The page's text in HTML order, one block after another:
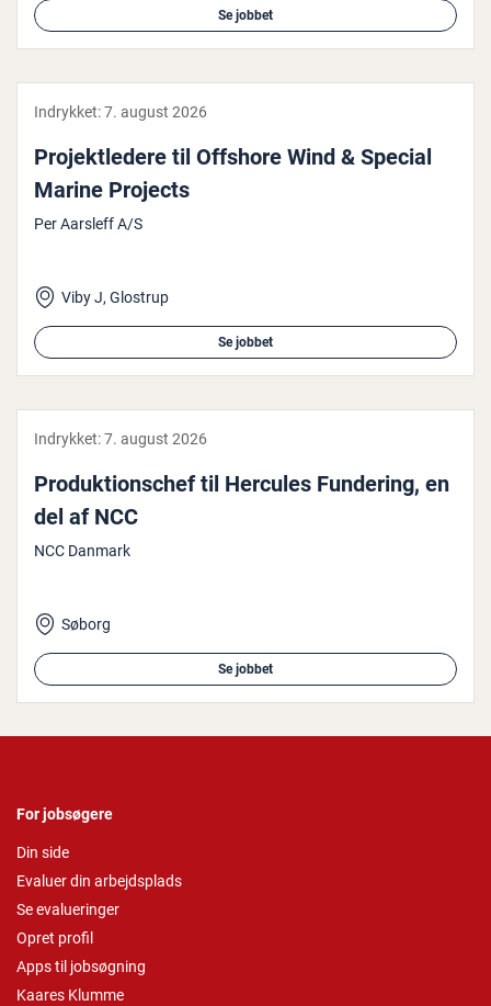
Se jobbet
Indrykket:7. august 2026
Pro­jekt­le­de­re til Offshore Wind & Special
Marine Projects
Per Aarsleff A/S
Viby J, Glostrup
Se jobbet
Indrykket:7. august 2026
Pro­duk­tions­chef til Hercules Fundering, en
del af NCC
NCC Danmark
Søborg
Se jobbet
For jobsøgere
Din side
Evaluer din arbejdsplads
Se evalueringer
Opret profil
Apps til jobsøgning
Kaares Klumme